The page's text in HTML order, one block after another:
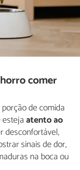
comer
de comida
atento ao
desconfortável,
sinais de dor,
na boca ou